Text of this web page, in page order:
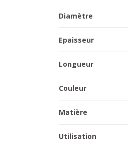
Diamètre
Epaisseur
Longueur
Couleur
Matière
Utilisation